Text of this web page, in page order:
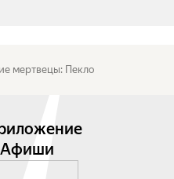
мертвецы: Пекло
Афиши